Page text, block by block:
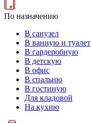
По назначению
В санузел
В ванную и туалет
В гардеробную
В детскую
В офис
В спальню
В гостиную
Для кладовой
На кухню